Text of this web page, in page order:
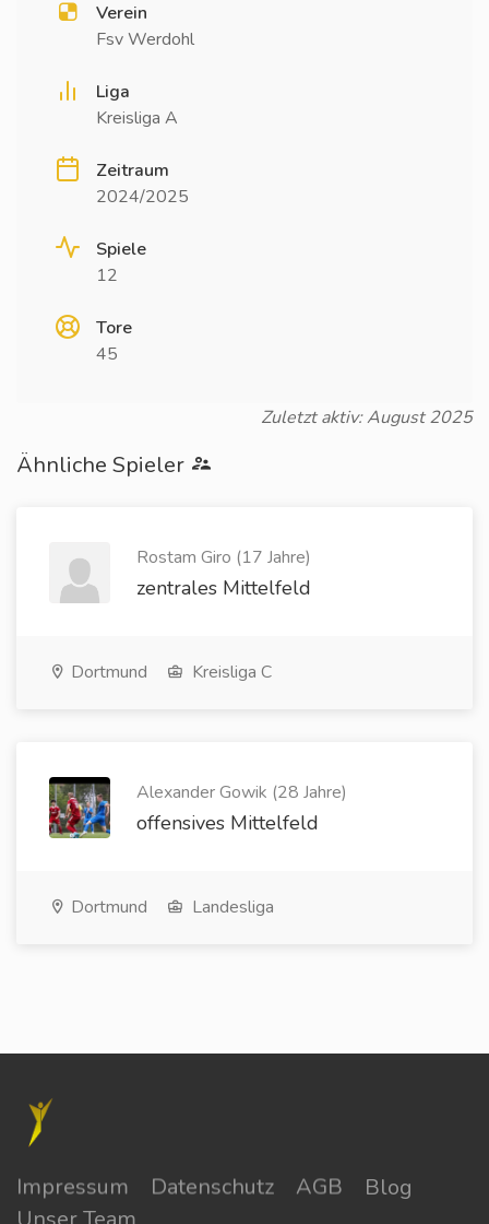
Verein
Fsv Werdohl
Liga
Kreisliga A
Zeitraum
2024/2025
Spiele
12
Tore
45
Zuletzt aktiv: August 2025
Ähnliche Spieler
Rostam Giro (17 Jahre)
zentrales Mittelfeld
Dortmund Kreisliga C
Alexander Gowik (28 Jahre)
offensives Mittelfeld
Dortmund Landesliga
Impressum Datenschutz AGB
Blog